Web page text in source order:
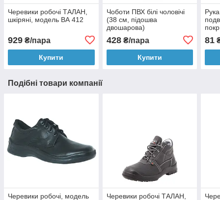
Черевики робочі ТАЛАН,
шкіряні, модель ВА 412
929 ₴/пара
Купити
Чоботи ПВХ білі чоловічі
(38 см, підошва
двошарова)
428₴/пара
Купити
81
Подібні товари компанії
Черевики робочі, модель
Черевики робочі ТАЛАН,